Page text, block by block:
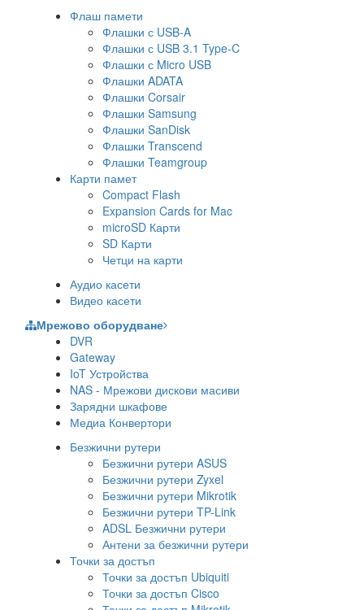
Флаш памети
Флашки с USB-A
Флашки с USB 3.1 Type-C
Флашки с Micro USB
Флашки ADATA
Флашки Corsair
Флашки Samsung
Флашки SanDisk
Флашки Transcend
Флашки Teamgroup
Карти памет
Compact Flash
Expansion Cards for Mac
microSD Карти
SD Карти
Четци на карти
Аудио касети
Видео касети
Мрежово оборудване
DVR
Gateway
IoT Устройства
NAS - Мрежови дискови масиви
Зарядни шкафове
Медиа Конвертори
Безжични рутери
Безжични рутери ASUS
Безжични рутери Zyxel
Безжични рутери Mikrotik
Безжични рутери TP-Link
ADSL Безжични рутери
Антени за безжични рутери
Точки за достъп
Точки за достъп Ubiquiti
Точки за достъп Cisco